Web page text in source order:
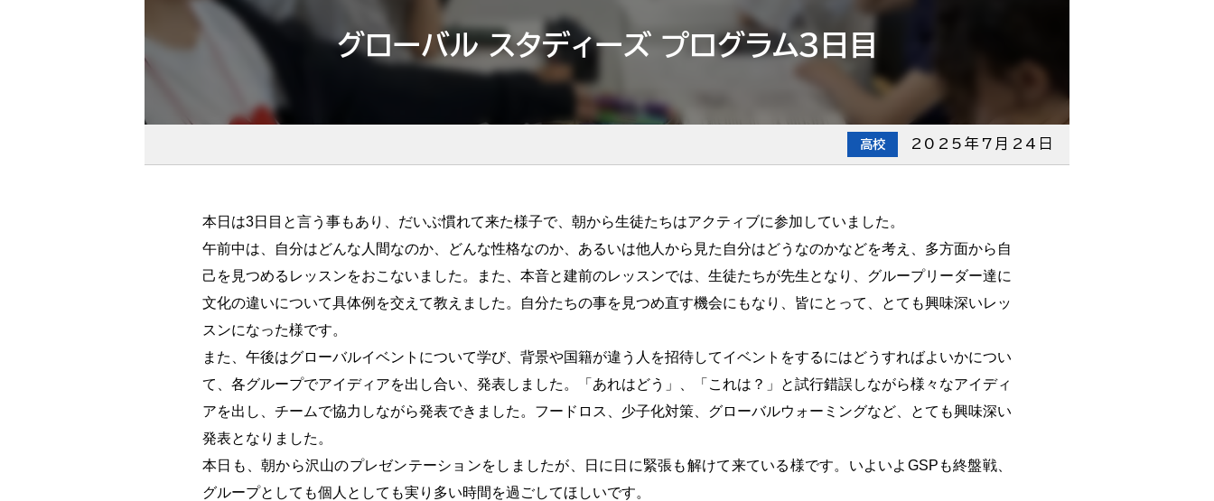
グローバル スタディーズ プログラム３日目
高校 2025年7月24日
本日は3日目と言う事もあり、だいぶ慣れて来た様子で、朝から生徒たちはアクティブに参加していました。
午前中は、自分はどんな人間なのか、どんな性格なのか、あるいは他人から見た自分はどうなのかなどを考え、多方面から自
己を見つめるレッスンをおこないました。また、本音と建前のレッスンでは、生徒たちが先生となり、グループリーダー達に
文化の違いについて具体例を交えて教えました。自分たちの事を見つめ直す機会にもなり、皆にとって、とても興味深いレッ
スンになった様です。
また、午後はグローバルイベントについて学び、背景や国籍が違う人を招待してイベントをするにはどうすればよいかについ
て、各グループでアイディアを出し合い、発表しました。「あれはどう」、「これは？」と試行錯誤しながら様々なアイディ
アを出し、チームで協力しながら発表できました。フードロス、少子化対策、グローバルウォーミングなど、とても興味深い
発表となりました。
本日も、朝から沢山のプレゼンテーションをしましたが、日に日に緊張も解けて来ている様です。いよいよGSPも終盤戦、
グループとしても個人としても実り多い時間を過ごしてほしいです。